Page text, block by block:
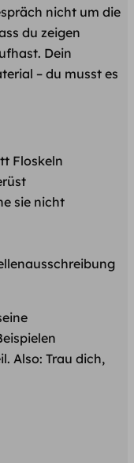
nicht um die
du zeigen
Dein
– du musst es
Floskeln
sie nicht
Also: Trau dich,